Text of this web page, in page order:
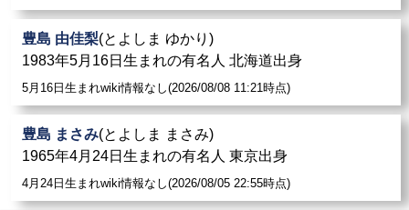
豊島 由佳梨(とよしま ゆかり)
1983年5月16日生まれの有名人 北海道出身
5月16日生まれwiki情報なし(2026/08/08 11:21時点)
豊島 まさみ(とよしま まさみ)
1965年4月24日生まれの有名人 東京出身
4月24日生まれwiki情報なし(2026/08/05 22:55時点)